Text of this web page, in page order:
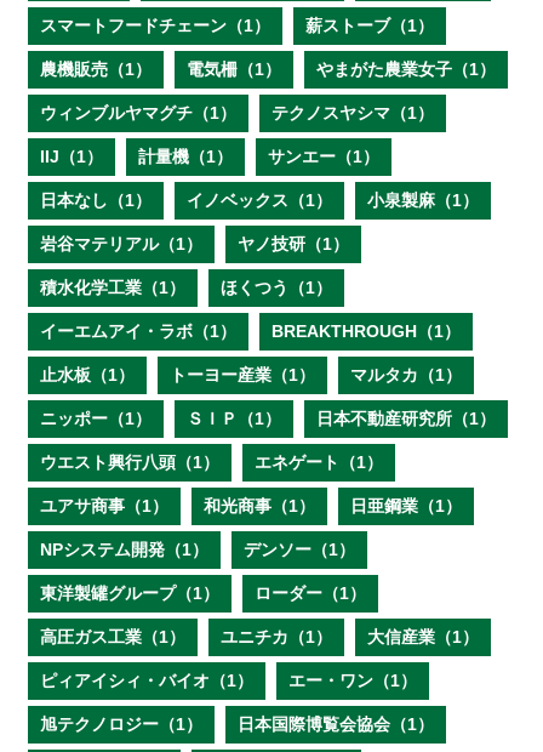
スマートフードチェーン（1） 薪ストーブ（1）
農機販売（1） 電気柵（1） やまがた農業女子（1）
ウィンブルヤマグチ（1） テクノスヤシマ（1）
IIJ（1） 計量機（1） サンエー（1）
日本なし（1） イノベックス（1） 小泉製麻（1）
岩谷マテリアル（1） ヤノ技研（1）
積水化学工業（1） ほくつう（1）
イーエムアイ・ラボ（1） BREAKTHROUGH（1）
止水板（1） トーヨー産業（1） マルタカ（1）
ニッポー（1） ＳＩＰ（1） 日本不動産研究所（1）
ウエスト興行八頭（1） エネゲート（1）
ユアサ商事（1） 和光商事（1） 日亜鋼業（1）
NPシステム開発（1） デンソー（1）
東洋製罐グループ（1） ローダー（1）
高圧ガス工業（1） ユニチカ（1） 大信産業（1）
ピィアイシィ・バイオ（1） エー・ワン（1）
旭テクノロジー（1） 日本国際博覧会協会（1）